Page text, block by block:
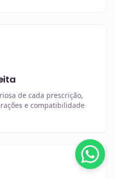
de cada prescrição,
e compatibilidade